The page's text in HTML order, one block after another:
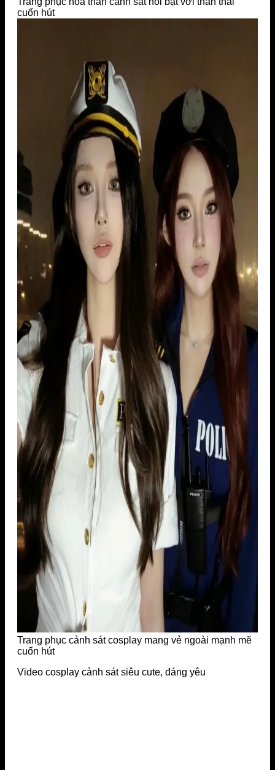
cuốn hút
Trang phục cảnh sát cosplay mang vẻ ngoài mạnh mẽ
cuốn hút
Video cosplay cảnh sát siêu cute, đáng yêu